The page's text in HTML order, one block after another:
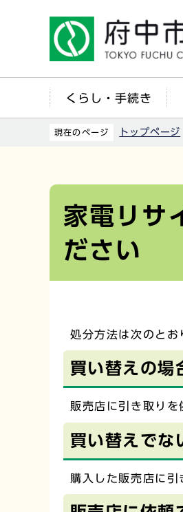
くらし・手続き
現在のページ トップページ
家電リサ
ださい
処分方法は次のとお
買い替えの場
販売店に引き取りを
買い替えでな
購入した販売店に引